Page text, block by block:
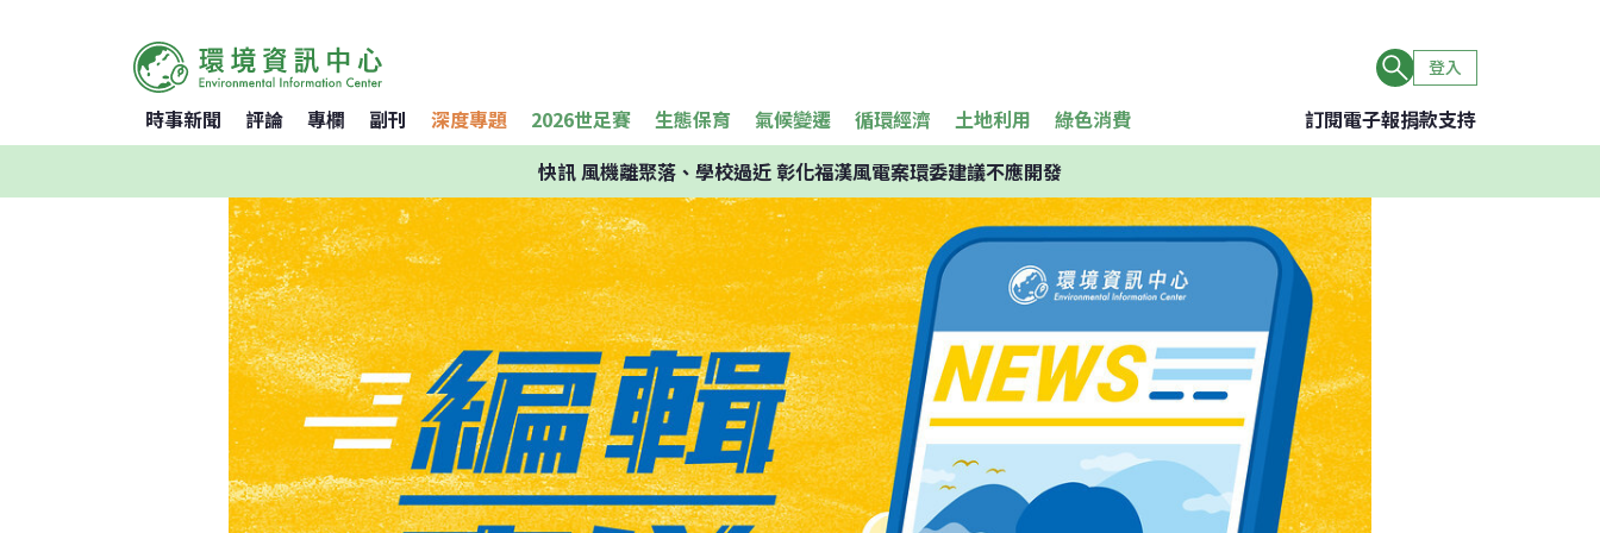
登入
時事新聞 評論 專欄 副刊 深度專題 2026世足賽 生態保育 氣候變遷 循環經濟 土地利用 綠色消費 訂閱電子報捐款支持
快訊風機離聚落、學校過近 彰化福漢風電案環委建議不應開發